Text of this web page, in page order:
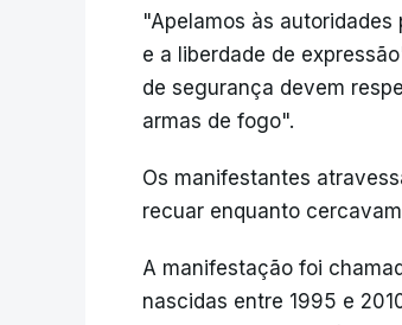
"Apelamos às
e a liberdade de
de segurança devem
armas de fogo".
Os manifestantes
recuar enquanto
A manifestação foi
nascidas entre 1995 e